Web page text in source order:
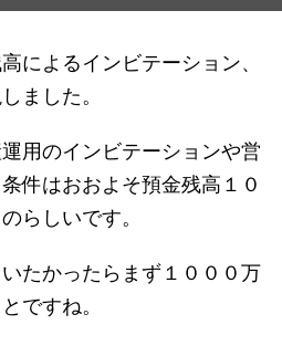
によるインビテーション、
ました。
用のインビテーションや営
件はおおよそ預金残高１０
らしいです。
たかったらまず１０００万
ですね。